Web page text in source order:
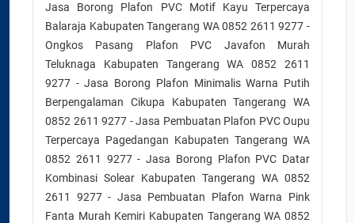
Jasa Borong Plafon PVC Motif Kayu Terpercaya
Balaraja Kabupaten Tangerang WA 0852 2611 9277 -
Ongkos Pasang Plafon PVC Javafon Murah
Teluknaga Kabupaten Tangerang WA 0852 2611
9277 - Jasa Borong Plafon Minimalis Warna Putih
Berpengalaman Cikupa Kabupaten Tangerang WA
0852 2611 9277 - Jasa Pembuatan Plafon PVC Oupu
Terpercaya Pagedangan Kabupaten Tangerang WA
0852 2611 9277 - Jasa Borong Plafon PVC Datar
Kombinasi Solear Kabupaten Tangerang WA 0852
2611 9277 - Jasa Pembuatan Plafon Warna Pink
Fanta Murah Kemiri Kabupaten Tangerang WA 0852